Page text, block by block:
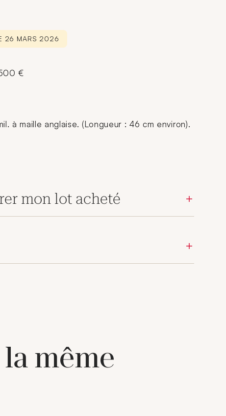
26 MARS 2026
€
à maille anglaise. (Longueur : 46 cm environ).
mon lot acheté
même